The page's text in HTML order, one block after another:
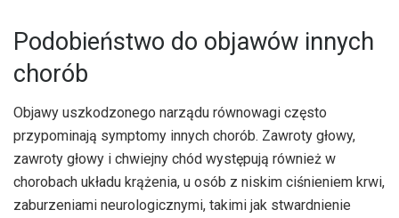
Podobieństwo do objawów innych
chorób
Objawy uszkodzonego narządu równowagi często
przypominają symptomy innych chorób. Zawroty głowy,
zawroty głowy i chwiejny chód występują również w
chorobach układu krążenia, u osób z niskim ciśnieniem krwi,
zaburzeniami neurologicznymi, takimi jak stwardnienie